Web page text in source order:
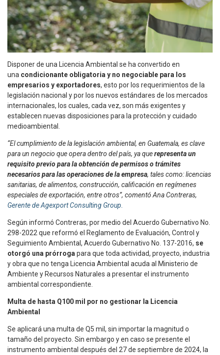
Disponer de una Licencia Ambiental se ha convertido en
una condicionante obligatoria y no negociable para los
empresarios y exportadores, esto por los requerimientos de la
legislación nacional y por los nuevos estándares de los mercados
internacionales, los cuales, cada vez, son más exigentes y
establecen nuevas disposiciones para la protección y cuidado
medioambiental.
“El cumplimiento de la legislación ambiental, en Guatemala, es clave
para un negocio que opera dentro del país, ya querepresenta un
requisito previo para la obtención de permisos o trámites
necesarios para las operaciones de la empresa, tales como: licencias
sanitarias, de alimentos, construcción, calificación en regímenes
especiales de exportación, entre otros”, comentó Ana Contreras,
Gerente de Agexport Consulting Group.
Según informó Contreras, por medio del Acuerdo Gubernativo No.
298-2022 que reformó el Reglamento de Evaluación, Control y
Seguimiento Ambiental, Acuerdo Gubernativo No. 137-2016, se
otorgó una prórroga para que toda actividad, proyecto, industria
y obra que no tenga Licencia Ambiental acuda al Ministerio de
Ambiente y Recursos Naturales a presentar el instrumento
ambiental correspondiente.
Multa de hasta Q100 mil por no gestionar la Licencia
Ambiental
Se aplicará una multa de Q5 mil, sin importar la magnitud o
tamaño del proyecto. Sin embargo y en caso se presente el
instrumento ambiental después del 27 de septiembre de 2024, la